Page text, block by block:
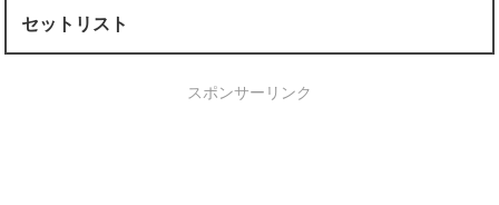
セットリスト
スポンサーリンク